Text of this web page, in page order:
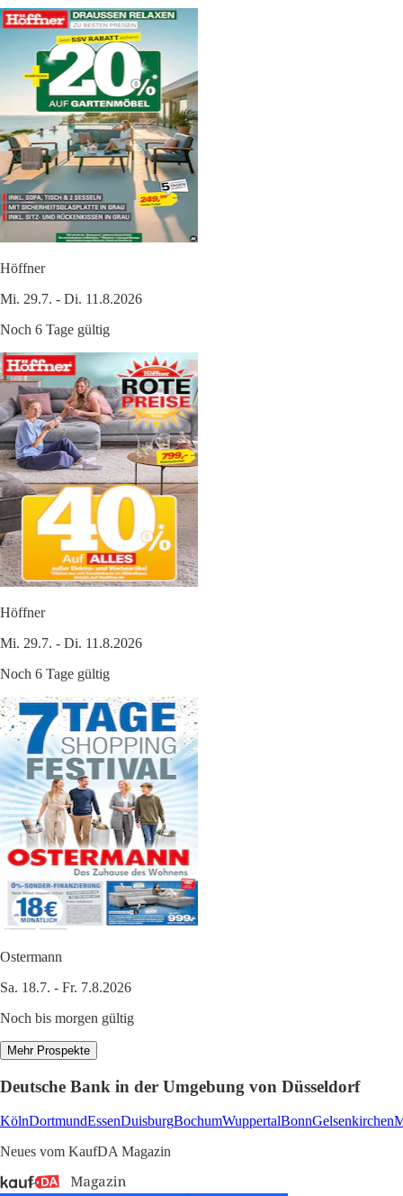
Höffner
Mi. 29.7. - Di. 11.8.2026
Noch 6 Tage gültig
Höffner
Mi. 29.7. - Di. 11.8.2026
Noch 6 Tage gültig
Ostermann
Sa. 18.7. - Fr. 7.8.2026
Noch bis morgen gültig
Mehr Prospekte
Deutsche Bank in der Umgebung von Düsseldorf
KölnDortmundEssenDuisburgBochumWuppertalBonnGelsenkirchen
Neues vom KaufDA Magazin